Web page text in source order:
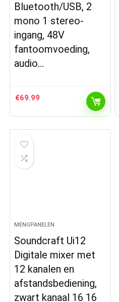
Bluetooth/USB, 2
mono 1 stereo-
ingang, 48V
fantoomvoeding,
audio…
€69.99
MENGPANELEN
Soundcraft Ui12
Digitale mixer met
12 kanalen en
afstandsbediening,
zwart kanaal 16 16